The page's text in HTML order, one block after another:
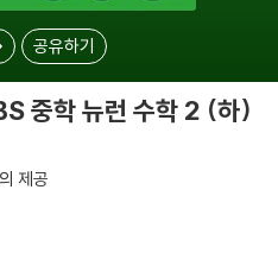
공유하기
중학 뉴런 수학 2 (하)
제공